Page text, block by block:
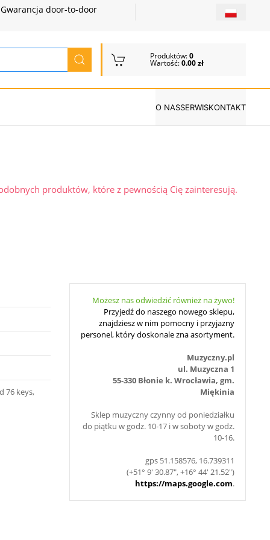
door-to-door
Produktów:0
Wartość:0.00 zł
O NASSERWISKONTAKT
produktów, które z pewnością Cię zainteresują.
76 keys,
Możesz nas odwiedzić również na żywo!
Przyjedź do naszego nowego sklepu,
znajdziesz w nim pomocny i przyjazny
personel, który doskonale zna asortyment.
Muzyczny.pl
ul. Muzyczna 1
55-330 Błonie k. Wrocławia, gm.
Miękinia
Sklep muzyczny czynny od poniedziałku
do piątku w godz. 10-17 i w soboty w godz.
10-16.
gps 51.158576, 16.739311
(+51° 9' 30.87", +16° 44' 21.52")
https://maps.google.com.